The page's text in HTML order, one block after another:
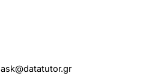
ask@datatutor.gr